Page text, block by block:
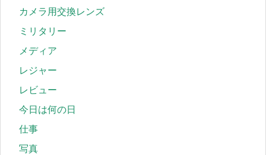
カメラ用交換レンズ
ミリタリー
メディア
レジャー
レビュー
今日は何の日
仕事
写真